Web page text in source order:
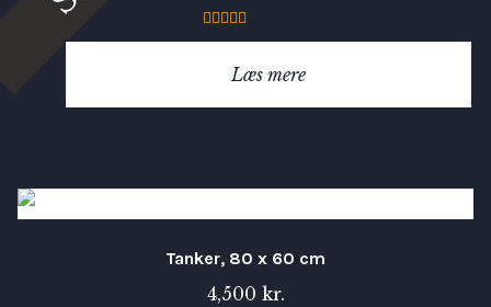
Vurderet
5.00ud af 5
Læs mere
Tanker, 80 x 60 cm
4,500 kr.